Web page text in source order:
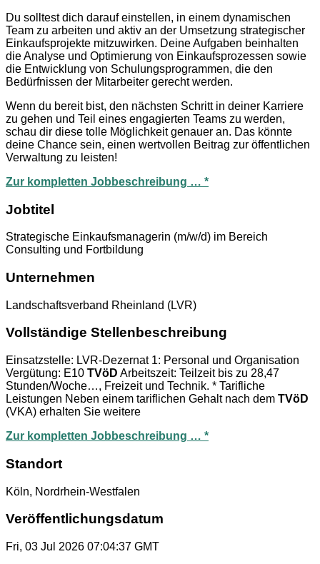
Du solltest dich darauf einstellen, in einem dynamischen
Team zu arbeiten und aktiv an der Umsetzung strategischer
Einkaufsprojekte mitzuwirken. Deine Aufgaben beinhalten
die Analyse und Optimierung von Einkaufsprozessen sowie
die Entwicklung von Schulungsprogrammen, die den
Bedürfnissen der Mitarbeiter gerecht werden.
Wenn du bereit bist, den nächsten Schritt in deiner Karriere
zu gehen und Teil eines engagierten Teams zu werden,
schau dir diese tolle Möglichkeit genauer an. Das könnte
deine Chance sein, einen wertvollen Beitrag zur öffentlichen
Verwaltung zu leisten!
Zur kompletten Jobbeschreibung … *
Jobtitel
Strategische Einkaufsmanagerin (m/w/d) im Bereich
Consulting und Fortbildung
Unternehmen
Landschaftsverband Rheinland (LVR)
Vollständige Stellenbeschreibung
Einsatzstelle: LVR-Dezernat 1: Personal und Organisation
Vergütung: E10 TVöD Arbeitszeit: Teilzeit bis zu 28,47
Stunden/Woche…, Freizeit und Technik. * Tarifliche
Leistungen Neben einem tariflichen Gehalt nach dem TVöD
(VKA) erhalten Sie weitere
Zur kompletten Jobbeschreibung … *
Standort
Köln, Nordrhein-Westfalen
Veröffentlichungsdatum
Fri, 03 Jul 2026 07:04:37 GMT